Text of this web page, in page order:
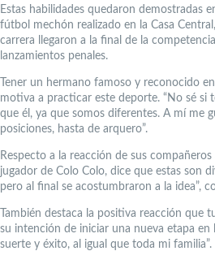
Estas habilidades quedaron demostradas
fútbol mechón realizado en la Casa
carrera llegaron a la final de la
lanzamientos penales.
Tener un hermano famoso y reconocido
motiva a practicar este deporte. “No sé si
que él, ya que somos diferentes. A mí me
posiciones, hasta de arquero”.
Respecto a la reacción de sus
jugador de Colo Colo, dice que estas son
pero al final se acostumbraron a la idea”,
También destaca la positiva reacción que
su intención de iniciar una nueva etapa en
suerte y éxito, al igual que toda mi familia”.